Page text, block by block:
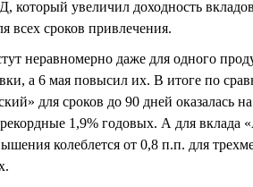
увеличил доходность
всех сроков привлечения.
неравномерно даже для одного
а 6 мая повысил их. В итоге по
для сроков до 90 дней оказалась
1,9% годовых. А для вклада
колеблется от 0,8 п.п. для